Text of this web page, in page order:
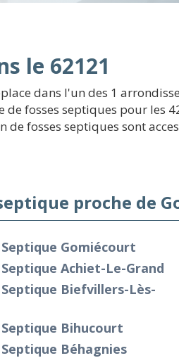
le 62121
dans l'un des 1
fosses septiques pour les
fosses septiques sont
proche de
Septique Gomiécourt
Septique Achiet-Le-Grand
Septique Biefvillers-Lès-
Septique Bihucourt
Béhagnies